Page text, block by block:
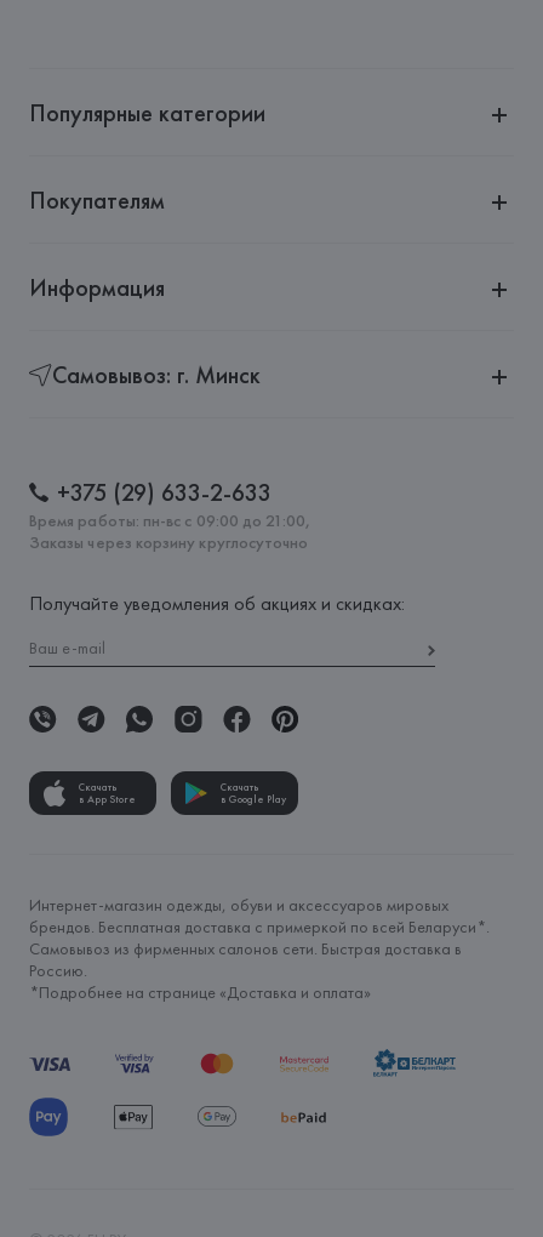
Страна происхождения товара:
Популярные категории
Покупателям
Информация
Самовывоз: г. Минск
+375 (29) 633-2-633
Время работы: пн-вс с 09:00 до 21:00,
Заказы через корзину круглосуточно
Получайте уведомления об акциях и скидках:
Скачать
в App Store
Скачать
в Google Play
Интернет-магазин одежды, обуви и аксессуаров мировых
брендов. Бесплатная доставка с примеркой по всей Беларуси*.
Самовывоз из фирменных салонов сети. Быстрая доставка в
Россию.
*Подробнее на странице «Доставка и оплата»